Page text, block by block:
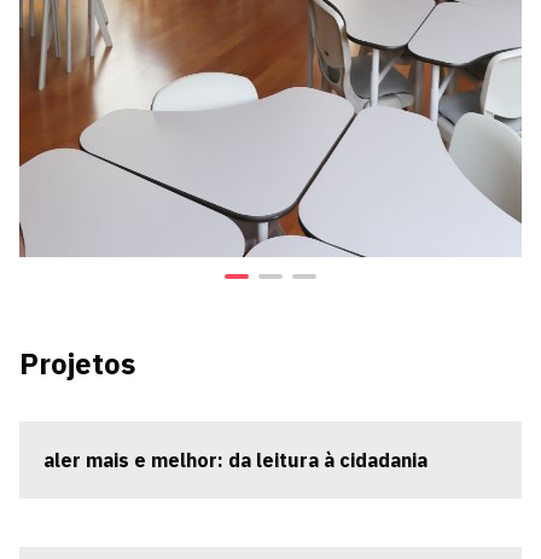
Projetos
aler mais e melhor: da leitura à cidadania